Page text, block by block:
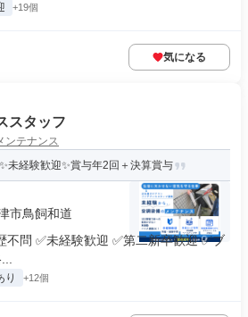
+19個
気になる
スタッフ
ンテナンス
未経験歓迎✨賞与年2回＋決算賞与
市鳥飼和道
不問 ✅未経験歓迎 ✅第二新卒歓迎 ✅ブ
り +12個